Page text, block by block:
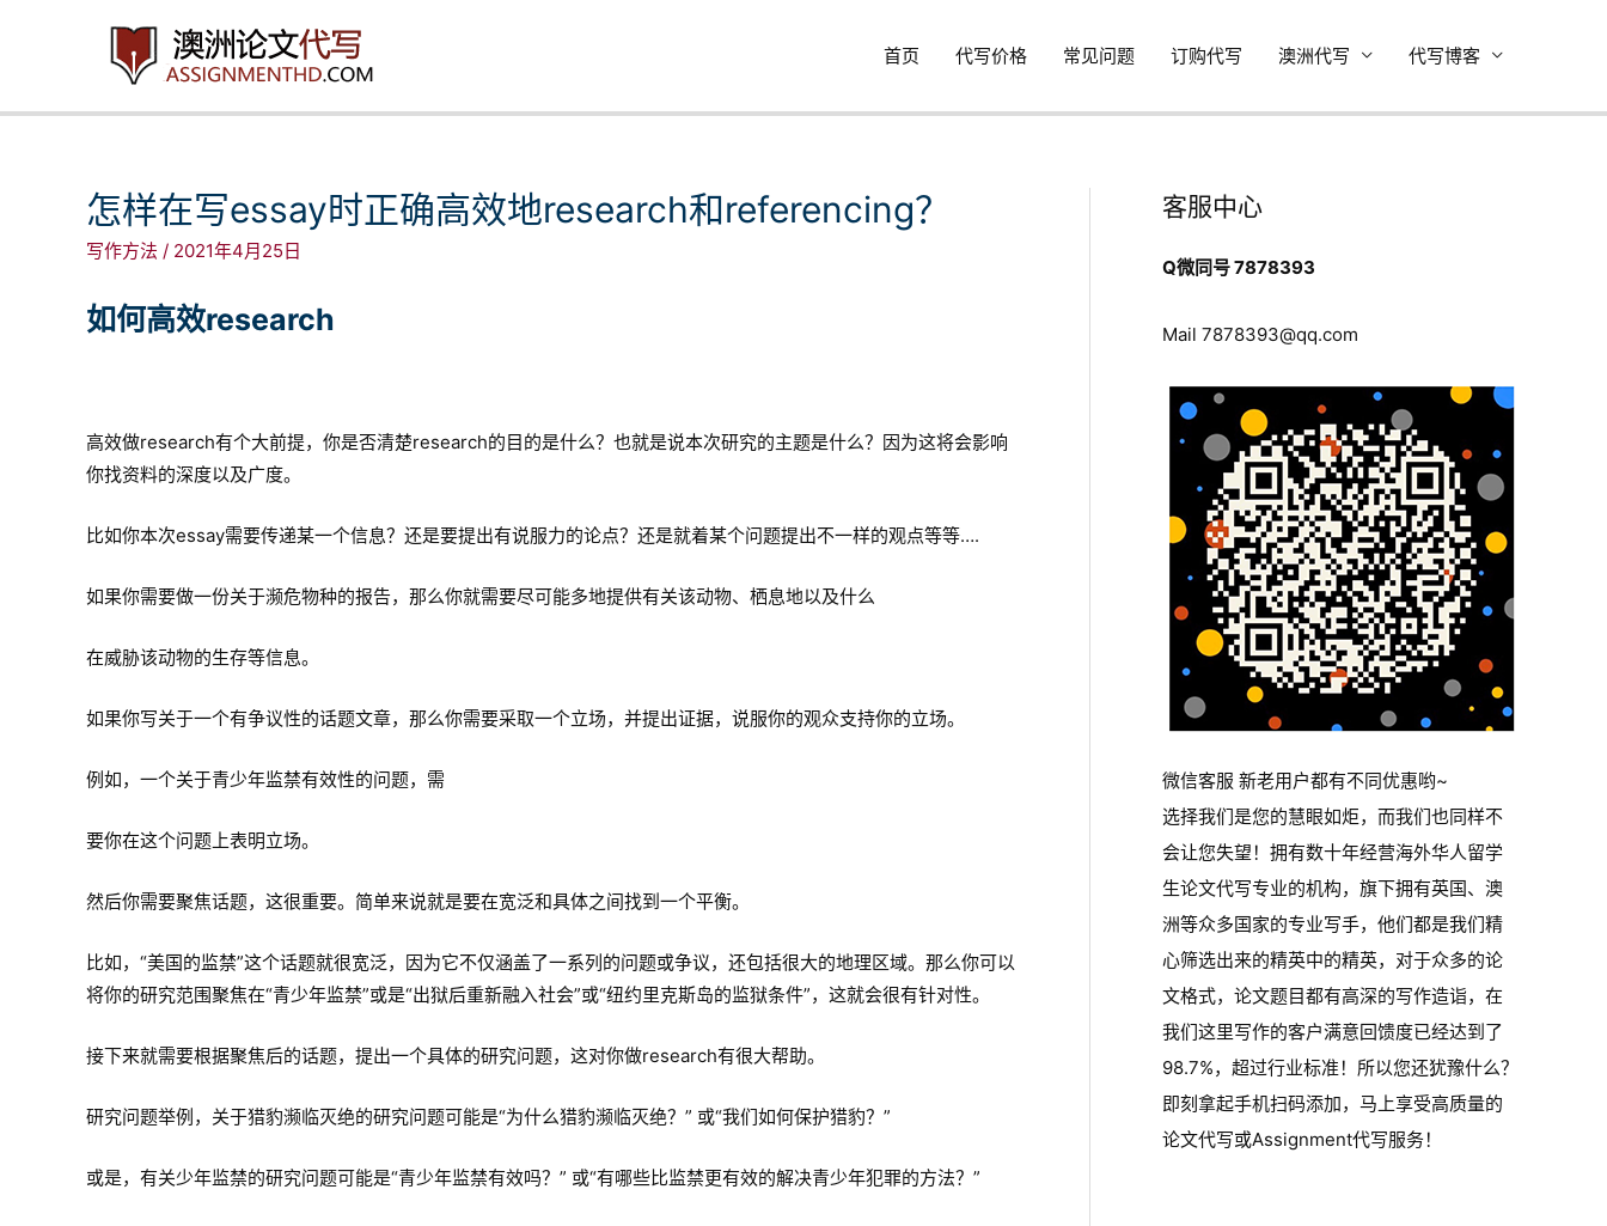
容
首页 代写价格 常见问题 订购代写 澳洲代写 代写博客
怎样在写essay时正确高效地research和referencing？
写作方法 / 2021年4月25日
如何高效research
高效做research有个大前提，你是否清楚research的目的是什么？也就是说本次研究的主题是什么？因为这将会影响
你找资料的深度以及广度。
比如你本次essay需要传递某一个信息？还是要提出有说服力的论点？还是就着某个问题提出不一样的观点等等….
如果你需要做一份关于濒危物种的报告，那么你就需要尽可能多地提供有关该动物、栖息地以及什么
在威胁该动物的生存等信息。
如果你写关于一个有争议性的话题文章，那么你需要采取一个立场，并提出证据，说服你的观众支持你的立场。
例如，一个关于青少年监禁有效性的问题，需
要你在这个问题上表明立场。
然后你需要聚焦话题，这很重要。简单来说就是要在宽泛和具体之间找到一个平衡。
比如，“美国的监禁”这个话题就很宽泛，因为它不仅涵盖了一系列的问题或争议，还包括很大的地理区域。那么你可以
将你的研究范围聚焦在“青少年监禁”或是“出狱后重新融入社会”或“纽约里克斯岛的监狱条件”，这就会很有针对性。
接下来就需要根据聚焦后的话题，提出一个具体的研究问题，这对你做research有很大帮助。
研究问题举例，关于猎豹濒临灭绝的研究问题可能是“为什么猎豹濒临灭绝？” 或“我们如何保护猎豹？”
或是，有关少年监禁的研究问题可能是“青少年监禁有效吗？” 或“有哪些比监禁更有效的解决青少年犯罪的方法？”
客服中心
Q微同号 7878393
Mail 7878393@qq.com
微信客服 新老用户都有不同优惠哟~
选择我们是您的慧眼如炬，而我们也同样不
会让您失望！拥有数十年经营海外华人留学
生论文代写专业的机构，旗下拥有英国、澳
洲等众多国家的专业写手，他们都是我们精
心筛选出来的精英中的精英，对于众多的论
文格式，论文题目都有高深的写作造诣，在
我们这里写作的客户满意回馈度已经达到了
98.7%，超过行业标准！所以您还犹豫什么？
即刻拿起手机扫码添加，马上享受高质量的
论文代写或Assignment代写服务！